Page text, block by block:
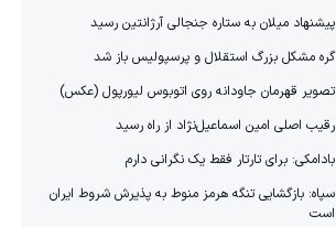
پیشنهاد میلان به ستاره جنجالی آرژانتین رسید
گره مشکل بزرگ استقلال و پرسپولیس باز شد
تصویر قهرمان جاودانه روی اتوبوس لیورپول (عکس)
رقیب اصلی امین اسماعیل‌نژاد از راه رسید
بادامکی: برای تارتار فقط یک نگرانی دارم
سپاه: بازگشایی تنگه هرمز منوط به پذیرش شروط ایران
است